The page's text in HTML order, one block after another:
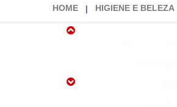
HOME HIGIENE E BELEZA
Loção
Hidramais